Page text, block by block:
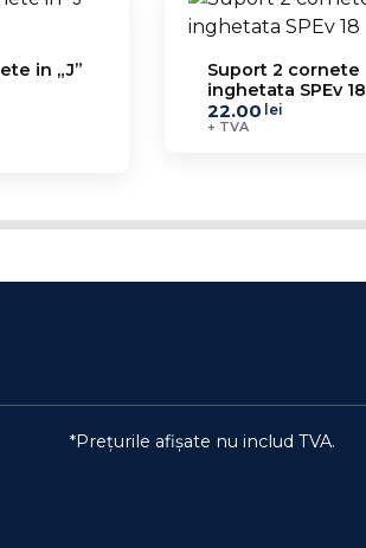
in „J”
Suport 2 cornete
inghetata SPEv 18
22.00 lei
+ TVA
*Prețurile afișate nu includ TVA.